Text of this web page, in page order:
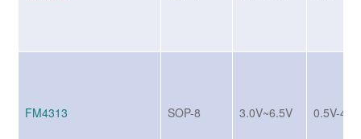
FM4313 SOP-8 3.0V~6.5V 0.5V-4A